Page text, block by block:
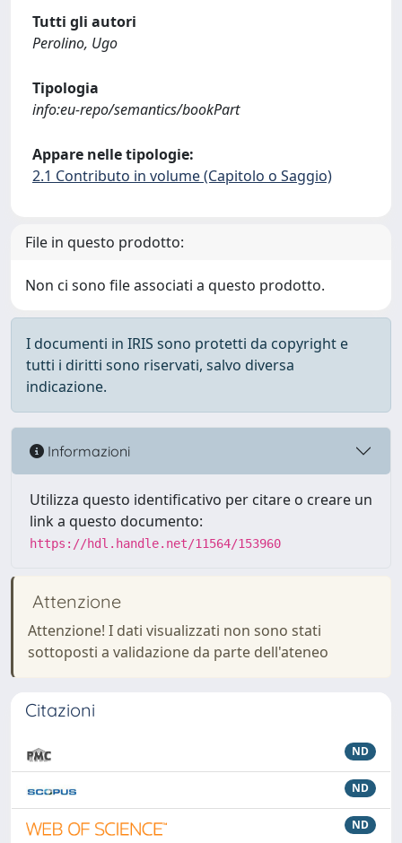
Tutti gli autori
Perolino, Ugo
Tipologia
info:eu-repo/semantics/bookPart
Appare nelle tipologie:
2.1 Contributo in volume (Capitolo o Saggio)
File in questo prodotto:
Non ci sono file associati a questo prodotto.
I documenti in IRIS sono protetti da copyright e
tutti i diritti sono riservati, salvo diversa
indicazione.
Informazioni
Utilizza questo identificativo per citare o creare un
link a questo documento:
https://hdl.handle.net/11564/153960
Attenzione
Attenzione! I dati visualizzati non sono stati
sottoposti a validazione da parte dell'ateneo
Citazioni
ND
ND
ND